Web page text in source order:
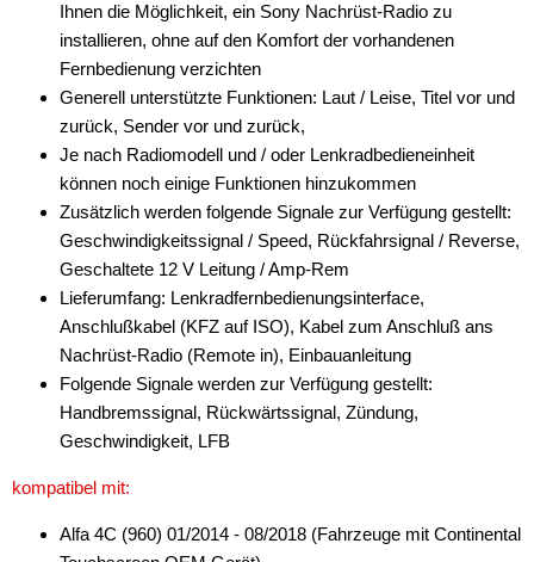
für Toyota
für Valtra
für Volvo
für VW
Universal
Cinch-Kabel
DAB+
Entriegelung
Entstörmaterial
Ersatzteile
Fahrzeughalter
Fernbedienungen
Ihnen die Möglichkeit, ein Sony Nachrüst-Radio zu
installieren, ohne auf den Komfort der vorhandenen
Fernbedienung verzichten
Generell unterstützte Funktionen: Laut / Leise, Titel vor und
zurück, Sender vor und zurück,
Je nach Radiomodell und / oder Lenkradbedieneinheit
können noch einige Funktionen hinzukommen
Zusätzlich werden folgende Signale zur Verfügung gestellt:
Geschwindigkeitssignal / Speed, Rückfahrsignal / Reverse,
Geschaltete 12 V Leitung / Amp-Rem
Lieferumfang: Lenkradfernbedienungsinterface,
Anschlußkabel (KFZ auf ISO), Kabel zum Anschluß ans
Nachrüst-Radio (Remote in), Einbauanleitung
Folgende Signale werden zur Verfügung gestellt:
Handbremssignal, Rückwärtssignal, Zündung,
Geschwindigkeit, LFB
kompatibel mit:
Alfa 4C (960) 01/2014 - 08/2018 (Fahrzeuge mit Continental